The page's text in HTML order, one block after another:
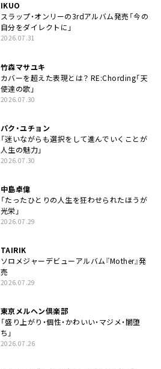
IKUO
スラップ・オンリーの3rdアルバム発売「今の
自分をダイレクトに」
2026.07.31
竹森マサユキ
カバーを超えた表現とは？ RE:Chording「天
使達の歌」
2026.07.30
パク・ユチョン
「迷いながらも選択をして進んでいくことが
人生の魅力」
2026.07.30
中島卓偉
「たったひとりの人生を狂わせられたほうが
光栄」
2026.07.29
TAIRIK
ソロメジャーデビューアルバム『Mother』発
売
2026.07.29
東京メルヘン倶楽部
「盛り上がり・個性・かわいい・マジメ・闇堕
ち」
2026.07.26